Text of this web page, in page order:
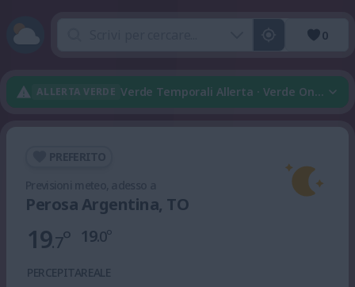
0
ALLERTA VERDE Verde Temporali Allerta · Verde Onda Di
Perosa Argentina, TO
19.7°
PERCEPITA
19.0°
REALE